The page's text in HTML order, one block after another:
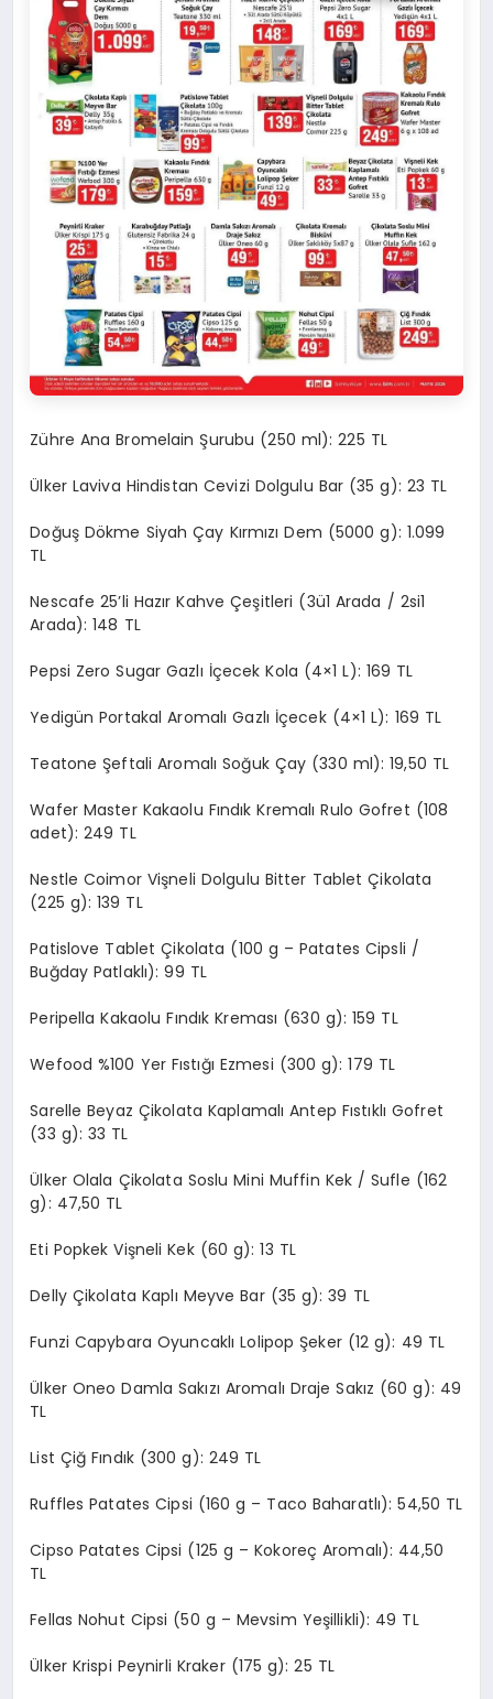
Zühre Ana Bromelain Şurubu (250 ml): 225 TL
Ülker Laviva Hindistan Cevizi Dolgulu Bar (35 g): 23 TL
Doğuş Dökme Siyah Çay Kırmızı Dem (5000 g): 1.099
TL
Nescafe 25’li Hazır Kahve Çeşitleri (3ü1 Arada / 2si1
Arada): 148 TL
Pepsi Zero Sugar Gazlı İçecek Kola (4×1 L): 169 TL
Yedigün Portakal Aromalı Gazlı İçecek (4×1 L): 169 TL
Teatone Şeftali Aromalı Soğuk Çay (330 ml): 19,50 TL
Wafer Master Kakaolu Fındık Kremalı Rulo Gofret (108
adet): 249 TL
Nestle Coimor Vişneli Dolgulu Bitter Tablet Çikolata
(225 g): 139 TL
Patislove Tablet Çikolata (100 g – Patates Cipsli /
Buğday Patlaklı): 99 TL
Peripella Kakaolu Fındık Kreması (630 g): 159 TL
Wefood %100 Yer Fıstığı Ezmesi (300 g): 179 TL
Sarelle Beyaz Çikolata Kaplamalı Antep Fıstıklı Gofret
(33 g): 33 TL
Ülker Olala Çikolata Soslu Mini Muffin Kek / Sufle (162
g): 47,50 TL
Eti Popkek Vişneli Kek (60 g): 13 TL
Delly Çikolata Kaplı Meyve Bar (35 g): 39 TL
Funzi Capybara Oyuncaklı Lolipop Şeker (12 g): 49 TL
Ülker Oneo Damla Sakızı Aromalı Draje Sakız (60 g): 49
TL
List Çiğ Fındık (300 g): 249 TL
Ruffles Patates Cipsi (160 g – Taco Baharatlı): 54,50 TL
Cipso Patates Cipsi (125 g – Kokoreç Aromalı): 44,50
TL
Fellas Nohut Cipsi (50 g – Mevsim Yeşillikli): 49 TL
Ülker Krispi Peynirli Kraker (175 g): 25 TL